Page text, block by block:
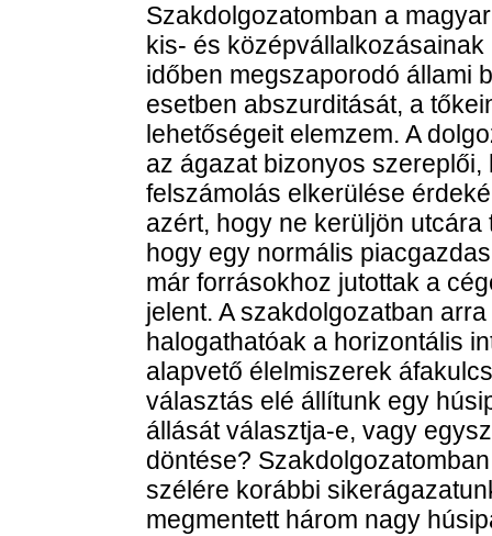
Szakdolgozatomban a
kis- és
időben megszaporodó állami
esetben abszurditását, a
lehetőségeit elemzem. A
az ágazat bizonyos
felszámolás elkerülése
azért, hogy ne kerüljön
hogy egy normális
már forrásokhoz jutottak a
jelent. A szakdolgozatban
halogathatóak a horizontális
alapvető élelmiszerek
választás elé állítunk egy
állását választja-e, vagy
döntése?
szélére korábbi
megmentett három nagy